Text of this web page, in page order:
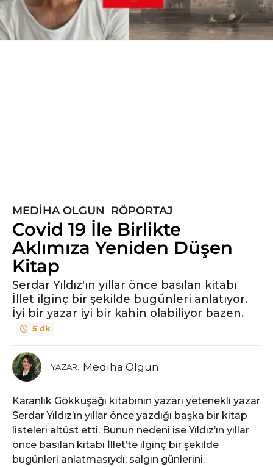
ı
l
ö
n
c
e
MEDIHA OLGUN ,RÖPORTAJ
Covid 19 İle Birlikte
Aklımıza Yeniden Düşen
Kitap
Serdar Yıldız'ın yıllar önce basılan kitabı
İllet ilginç bir şekilde bugünleri anlatıyor.
İyi bir yazar iyi bir kahin olabiliyor bazen.
5 dk
YAZAR: Mediha Olgun
Karanlık Gökkuşağı kitabının yazarı yetenekli yazar
Serdar Yıldız’ın yıllar önce yazdığı başka bir kitap
listeleri altüst etti. Bunun nedeni ise Yıldız’ın yıllar
önce basılan kitabı İllet’te ilginç bir şekilde
bugünleri anlatmasıydı; salgın günlerini.